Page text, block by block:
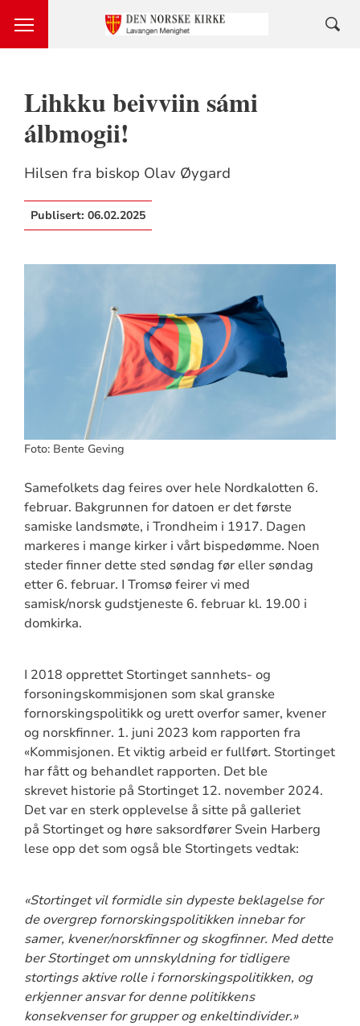
Lihkku beivviin sámi
álbmogii!
Hilsen fra biskop Olav Øygard
Publisert: 06.02.2025
Foto: Bente Geving
Samefolkets dag feires over hele Nordkalotten 6.
februar. Bakgrunnen for datoen er det første
samiske landsmøte, i Trondheim i 1917. Dagen
markeres i mange kirker i vårt bispedømme. Noen
steder finner dette sted søndag før eller søndag
etter 6. februar. I Tromsø feirer vi med
samisk/norsk gudstjeneste 6. februar kl. 19.00 i
domkirka.
I 2018 opprettet Stortinget sannhets- og
forsoningskommisjonen som skal granske
fornorskingspolitikk og urett overfor samer, kvener
og norskfinner. 1. juni 2023 kom rapporten fra
«Kommisjonen. Et viktig arbeid er fullført. Stortinget
har fått og behandlet rapporten. Det ble
skrevet historie på Stortinget 12. november 2024.
Det var en sterk opplevelse å sitte på galleriet
på Stortinget og høre saksordfører Svein Harberg
lese opp det som også ble Stortingets vedtak:
«Stortinget vil formidle sin dypeste beklagelse for
de overgrep fornorskingspolitikken innebar for
samer, kvener/norskfinner og skogfinner. Med dette
ber Stortinget om unnskyldning for tidligere
stortings aktive rolle i fornorskingspolitikken, og
erkjenner ansvar for denne politikkens
konsekvenser for grupper og enkeltindivider.»